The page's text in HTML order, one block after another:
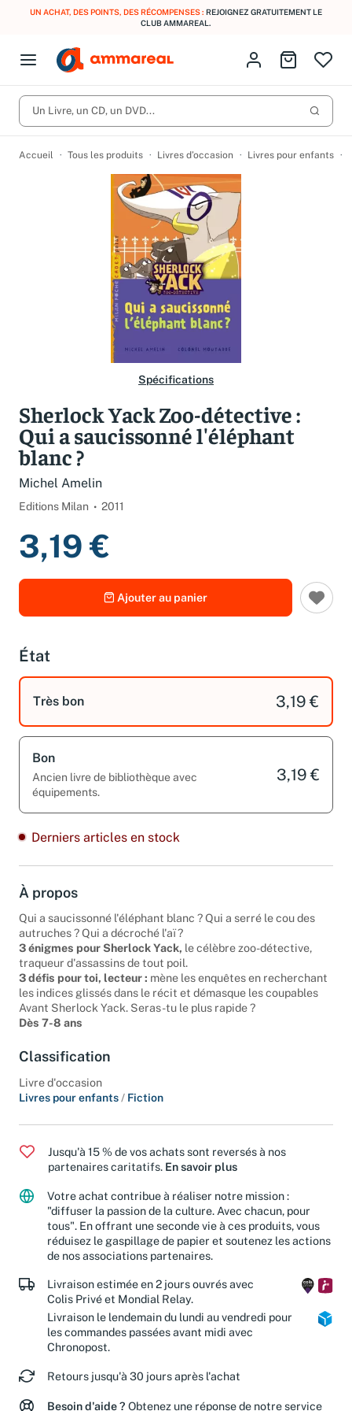
UN ACHAT, DES POINTS, DES RÉCOMPENSES : REJOIGNEZ GRATUITEMENT LE
CLUB AMMAREAL.
Open menu
Fermer le menu
CD d'occasion
Vinyles d'occasion
Meilleures ventes
Nos engagements
Produits Catégories
Vous n'avez pas trouvé l'article que vous cherchiez ?
Activez les notifications dans votre compte pour être alerté dès
qu'il est en stock.
Créer une alerte
Identifiez-vous
Aller au
Un Livre, un CD, un DVD...
Accueil Tous les produits Livres d’occasion Livres pour enfants
Spécifications
Sherlock Yack Zoo-détective :
Qui a saucissonné l'éléphant
blanc ?
Michel Amelin
Editions Milan 2011
3,19 €
Ajouter au panier
État
Très bon 3,19 €
Bon
Ancien livre de bibliothèque avec
équipements.
3,19 €
Derniers articles en stock
À propos
Qui a saucissonné l'éléphant blanc ? Qui a serré le cou des
autruches ? Qui a décroché l'aï ?
3 énigmes pour Sherlock Yack, le célèbre zoo-détective,
traqueur d'assassins de tout poil.
3 défis pour toi, lecteur : mène les enquêtes en recherchant
les indices glissés dans le récit et démasque les coupables
Avant Sherlock Yack. Seras-tu le plus rapide ?
Dès 7-8 ans
Classification
Livre d'occasion
Livres pour enfants / Fiction
Jusqu'à 15 % de vos achats sont reversés à nos
partenaires caritatifs. En savoir plus
Votre achat contribue à réaliser notre mission :
"diffuser la passion de la culture. Avec chacun, pour
tous". En offrant une seconde vie à ces produits, vous
réduisez le gaspillage de papier et soutenez les actions
de nos associations partenaires.
Livraison estimée en 2 jours ouvrés avec
Colis Privé et Mondial Relay.
Livraison le lendemain du lundi au vendredi pour
les commandes passées avant midi avec
Chronopost.
Retours jusqu'à 30 jours après l'achat
Besoin d'aide ? Obtenez une réponse de notre service